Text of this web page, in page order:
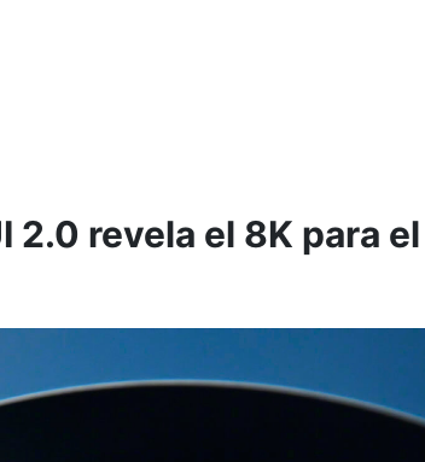
2.0 revela el 8K para el